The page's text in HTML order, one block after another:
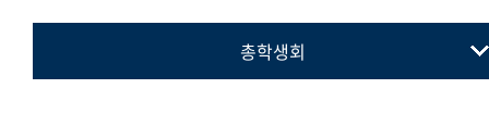
총학생회